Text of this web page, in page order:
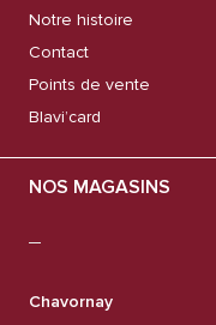
Notre histoire
Contact
Points de vente
Blavi’card
NOS MAGASINS
Chavornay